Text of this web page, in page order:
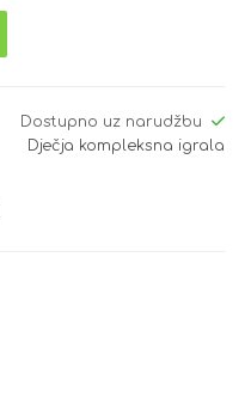
Dostupno uz narudžbu
Dječja kompleksna igrala